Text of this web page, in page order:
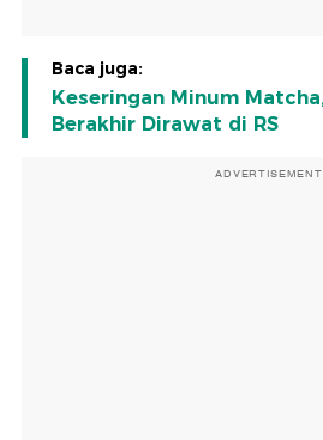
Baca juga:
Keseringan Minum
Berakhir Dirawat di RS
ADVERTISEMENT